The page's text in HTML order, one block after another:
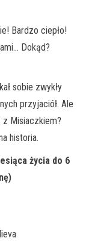
Bardzo ciepło!
Dokąd?
sobie zwykły
przyjaciół. Ale
z Misiaczkiem?
historia.
życia do 6